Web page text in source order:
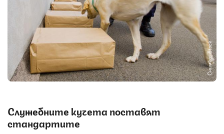
Снимка: iStock
Служебните кучета поставят
стандартите